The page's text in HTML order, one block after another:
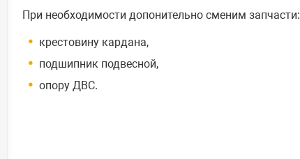
При необходимости допонительно сменим запчасти:
крестовину кардана,
подшипник подвесной,
опору ДВС.